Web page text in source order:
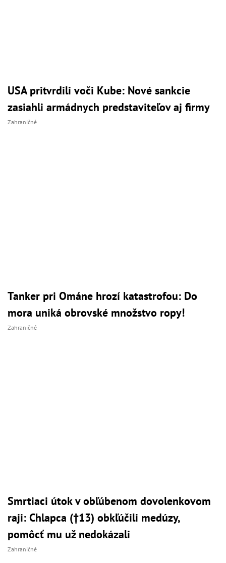
USA pritvrdili voči Kube: Nové sankcie
zasiahli armádnych predstaviteľov aj firmy
Zahraničné
Tanker pri Ománe hrozí katastrofou: Do
mora uniká obrovské množstvo ropy!
Zahraničné
Smrtiaci útok v obľúbenom dovolenkovom
raji: Chlapca (†13) obkľúčili medúzy,
pomôcť mu už nedokázali
Zahraničné